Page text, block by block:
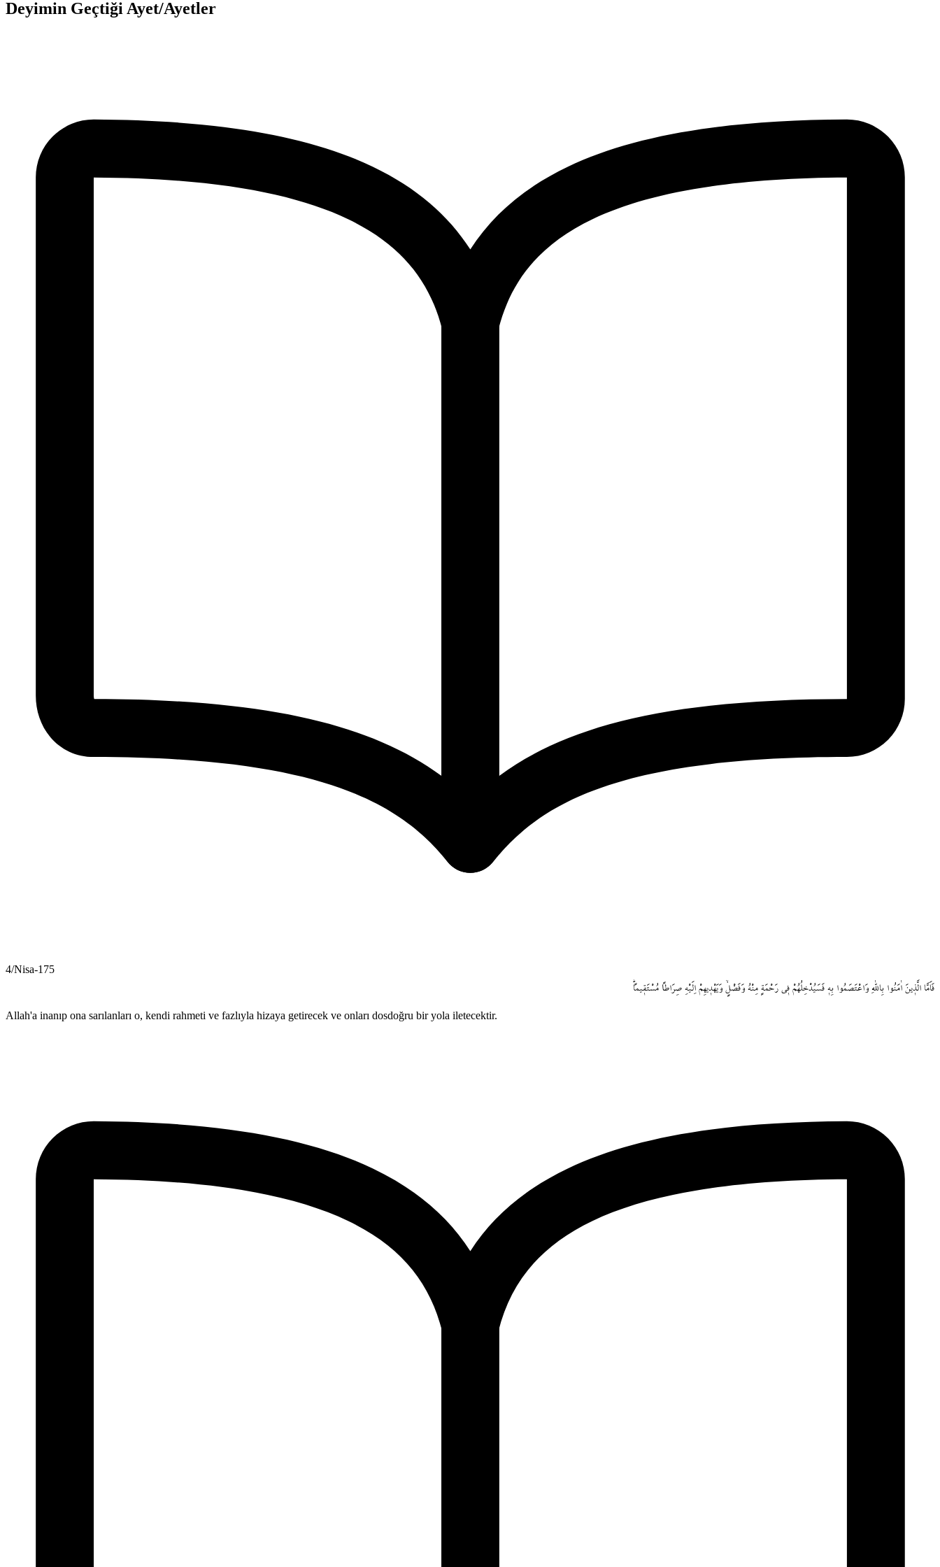
Deyimin Geçtiği Ayet/Ayetler
4/Nisa-175
فَاَمَّا الَّذ۪ينَ اٰمَنُوا بِاللّٰهِ وَاعْتَصَمُوا بِه۪ فَسَيُدْخِلُهُمْ ف۪ي رَحْمَةٍ مِنْهُ وَفَضْلٍۙ وَيَهْد۪يهِمْ اِلَيْهِ صِرَاطاً مُسْتَق۪يماًۜ
Allah'a inanıp ona sarılanları o, kendi rahmeti ve fazlıyla hizaya getirecek ve onları dosdoğru bir yola iletecektir.